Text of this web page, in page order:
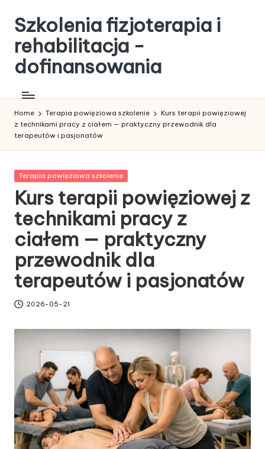
Skip
content
Szkolenia fizjoterapia i
rehabilitacja -
dofinansowania
Home Terapia powięziowa szkolenie
Kurs terapii powięziowej
z technikami pracy z ciałem — praktyczny przewodnik dla
terapeutów i pasjonatów
Posted
Terapia powięziowa szkolenie
Kurs terapii powięziowej z
technikami pracy z
ciałem — praktyczny
przewodnik dla
terapeutów i pasjonatów
2026-05-21